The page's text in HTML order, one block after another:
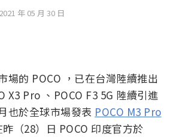
2021 年 05 月 30 日
場的 POCO ，已在台灣陸續推出
X3 Pro 、POCO F3 5G 陸續引進
也於全球市場發表 POCO M3 Pro
（28）日 POCO 印度官方於